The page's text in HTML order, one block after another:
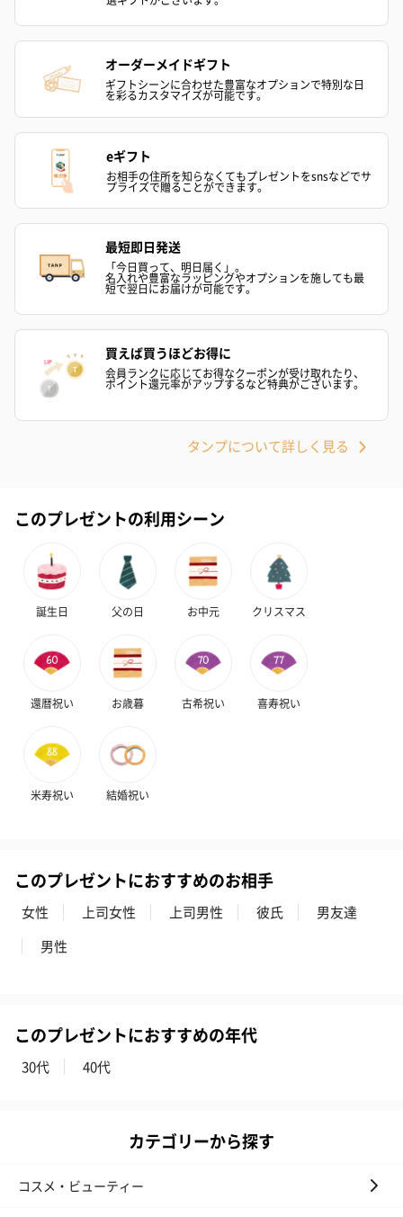
オーダーメイドギフト
ギフトシーンに合わせた豊富なオプションで特別な日
を彩るカスタマイズが可能です。
eギフト
お相手の住所を知らなくてもプレゼントをsnsなどでサ
プライズで贈ることができます。
最短即日発送
「今日買って、明日届く」。
名入れや豊富なラッピングやオプションを施しても最
短で翌日にお届けが可能です。
買えば買うほどお得に
会員ランクに応じてお得なクーポンが受け取れたり、
ポイント還元率がアップするなど特典がございます。
タンプについて詳しく見る
このプレゼントの利用シーン
誕生日 父の日 お中元 クリスマス
還暦祝い お歳暮 古希祝い 喜寿祝い
米寿祝い 結婚祝い
このプレゼントにおすすめのお相手
女性 上司女性 上司男性 彼氏
男友達
男性
このプレゼントにおすすめの年代
30代 40代
カテゴリーから探す
コスメ・ビューティー